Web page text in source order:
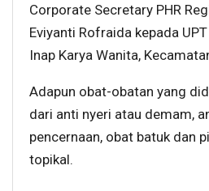
Corporate Secretary PHR
Eviyanti Rofraida kepada
Inap Karya Wanita,
Adapun obat-obatan yang
dari anti nyeri atau demam,
pencernaan, obat batuk dan
topikal.